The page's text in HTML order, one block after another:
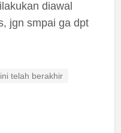
diawal
jgn smpai ga dpt
telah berakhir